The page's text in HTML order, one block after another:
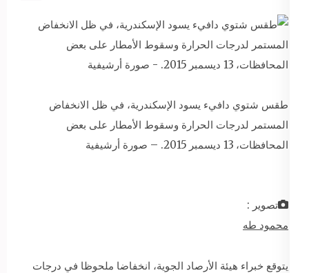
طقس شتوي دافيء يسود الإسكندرية، في ظل الانخفاض
المستمر لدرجات الحرارة وسقوط الأمطار على بعض
المحافظات، 13 ديسمبر 2015. – صورة أرشيفية
تصوير :
محمود طه
يتوقع خبراء هيئة الأرصاد الجوية، انخفاضا ملحوظا في درجات